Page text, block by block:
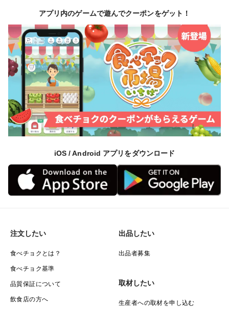
アプリ内のゲームで遊んでクーポンをゲット！
iOS / Android アプリをダウンロード
注文したい
食べチョクとは？
食べチョク基準
品質保証について
飲食店の方へ
出品したい
出品者募集
取材したい
生産者への取材を申し込む